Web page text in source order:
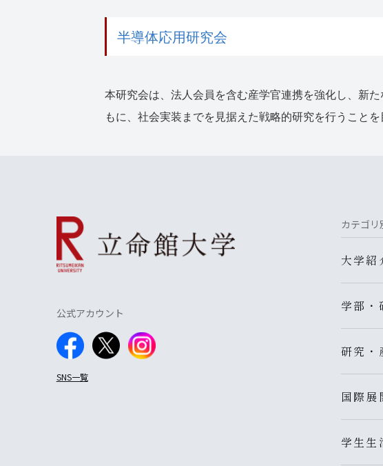
半導体応用研究会
本研究会は、法人会員を含む産学官連携を強化し、新
もに、社会実装までを見据えた戦略的研究を行うことを
公式アカウント
SNS一覧
カテゴリ
大学紹
学部・
研究・
国際展
学生生